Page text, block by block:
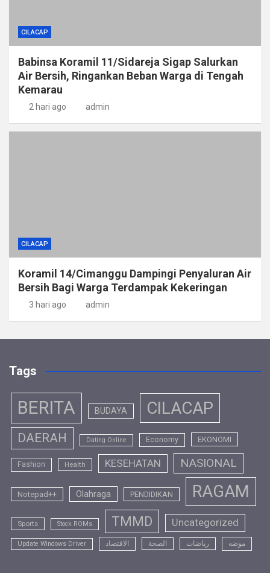
CILACAP
Babinsa Koramil 11/Sidareja Sigap Salurkan
Air Bersih, Ringankan Beban Warga di Tengah
Kemarau
2 hari ago admin
CILACAP
Koramil 14/Cimanggu Dampingi Penyaluran Air
Bersih Bagi Warga Terdampak Kekeringan
3 hari ago admin
Tags
BERITA BUDAYA CILACAP
DAERAH Dating Online Economy EKONOMI
Fashion Health KESEHATAN NASIONAL
Notepad++ Olahraga PENDIDIKAN RAGAM
Sports Stock ROMs TMMD Uncategorized
Update Windows Driver الاقتصاد الصحة رياضات موضه